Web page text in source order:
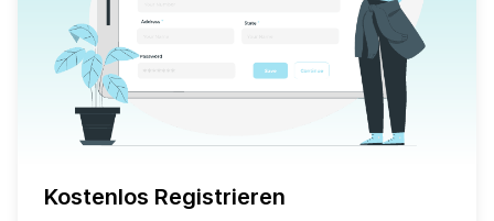
Kostenlos Registrieren